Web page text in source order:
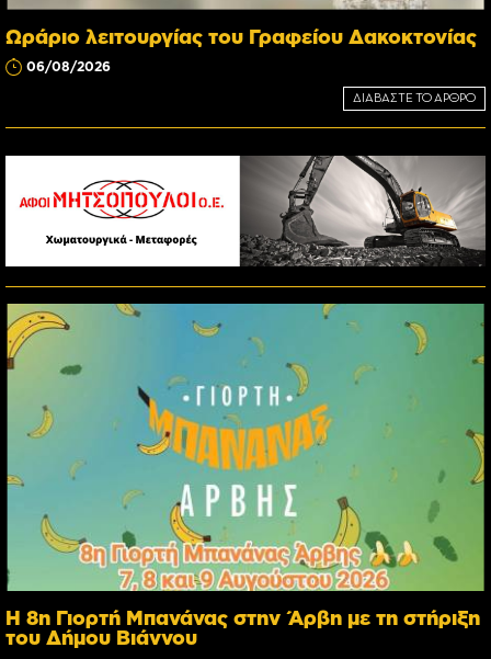
Ωράριο λειτουργίας του Γραφείου Δακοκτονίας
06/08/2026
ΔΙΑΒΑΣΤΕ ΤΟ ΑΡΘΡΟ
Η 8η Γιορτή Μπανάνας στην Άρβη με τη στήριξη
του Δήμου Βιάννου